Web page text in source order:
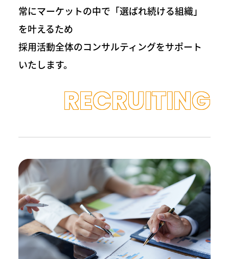
常にマーケットの中で「選ばれ続ける組織」
を叶えるため
採用活動全体のコンサルティングをサポート
いたします。
RECRUITING